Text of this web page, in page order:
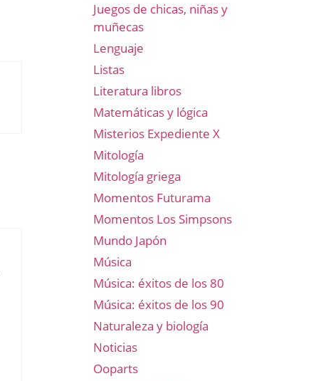
Juegos de chicas, niñas y
muñecas
Lenguaje
Listas
Literatura libros
Matemáticas y lógica
Misterios Expediente X
Mitología
Mitología griega
Momentos Futurama
Momentos Los Simpsons
Mundo Japón
Música
Música: éxitos de los 80
Música: éxitos de los 90
Naturaleza y biología
Noticias
Ooparts